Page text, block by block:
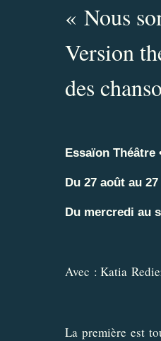
« Nous
Version
des
Essaïon Théâtre
Du 27 août au
Du mercredi au
Avec : Katia
La première est